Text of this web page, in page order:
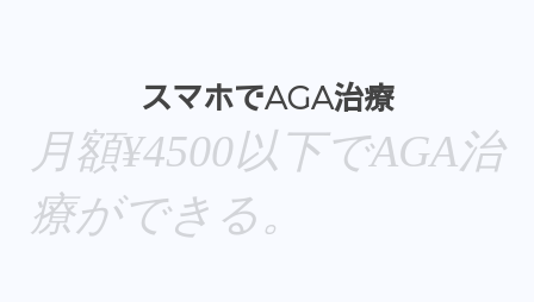
スマホでAGA治療
月額¥4500以下でAGA治
療ができる。